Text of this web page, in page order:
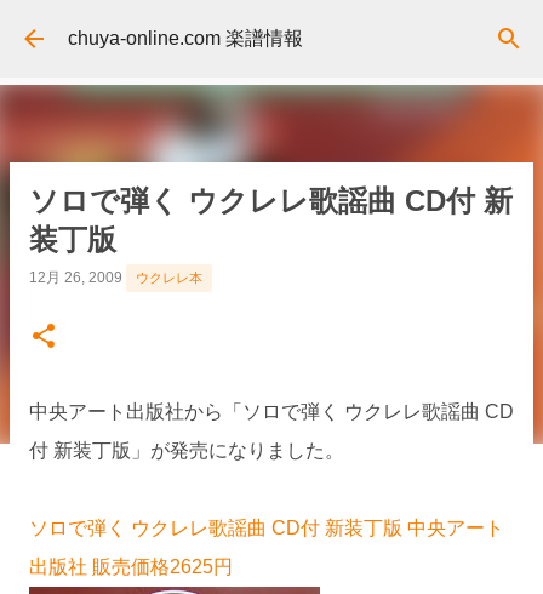
スキップしてメイン コンテンツに移動
chuya-online.com 楽譜情報
ソロで弾く ウクレレ歌謡曲 CD付 新
装丁版
12月 26, 2009 ウクレレ本
中央アート出版社から「ソロで弾く ウクレレ歌謡曲 CD
付 新装丁版」が発売になりました。
ソロで弾く ウクレレ歌謡曲 CD付 新装丁版 中央アート
出版社 販売価格2625円